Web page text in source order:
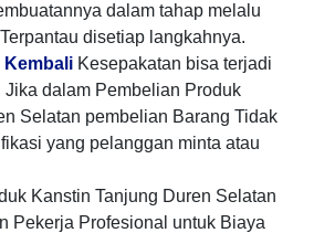
dalam tahap melalu
disetiap langkahnya.
Kembali Kesepakatan bisa terjadi
Jika dalam Pembelian Produk
Selatan pembelian Barang Tidak
yang pelanggan minta atau
Kanstin Tanjung Duren Selatan
Pekerja Profesional untuk Biaya